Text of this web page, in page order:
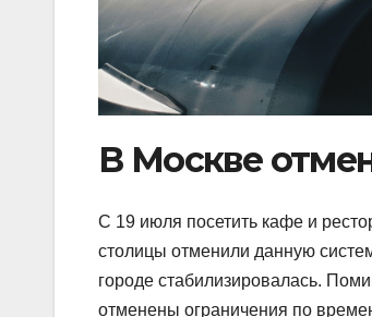
В Москве
С 19 июля посетить кафе и
столицы отменили данную
городе стабилизировалась.
отменены ограничения по